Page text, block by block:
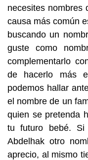
necesites nombres
causa más común
buscando un
guste como
complementarlo
de hacerlo más
podemos hallar
el nombre de un
quien se pretenda
tu futuro bebé.
Abdelhak otro
aprecio, al mismo